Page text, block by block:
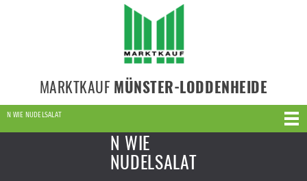
MARKTKAUF MÜNSTER-LODDENHEIDE
N WIE NUDELSALAT
N WIE
NUDELSALAT